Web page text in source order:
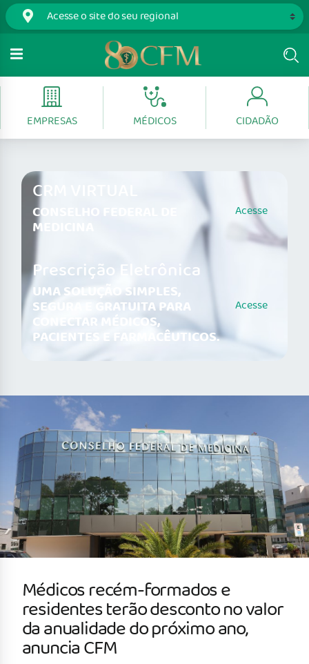
EMPRESAS MÉDICOS CIDADÃO
CRM VIRTUAL
CONSELHO FEDERAL DE
MEDICINA
Acesse
Prescrição Eletrônica
UMA SOLUÇÃO SIMPLES,
SEGURA E GRATUITA PARA
CONECTAR MÉDICOS,
PACIENTES E FARMACÊUTICOS.
Acesse
Médicos recém-formados e
residentes terão desconto no valor
da anualidade do próximo ano,
anuncia CFM